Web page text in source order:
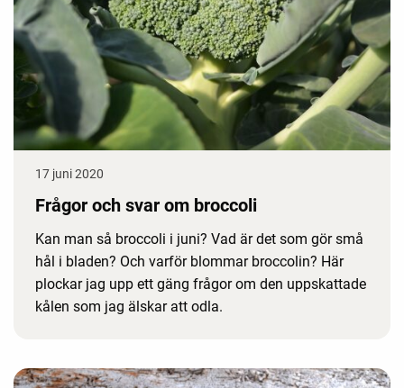
17 juni 2020
Frågor och svar om broccoli
Kan man så broccoli i juni? Vad är det som gör små
hål i bladen? Och varför blommar broccolin? Här
plockar jag upp ett gäng frågor om den uppskattade
kålen som jag älskar att odla.